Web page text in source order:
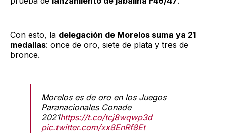
Con esto, la delegación de Morelos suma ya 21
medallas: once de oro, siete de plata y tres de
bronce.
Morelos es de oro en los Juegos
Paranacionales Conade
2021https://t.co/tcj8wqwp3d
pic.twitter.com/xx8EnRf8Et